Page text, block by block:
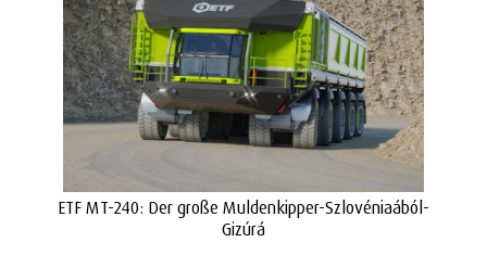
ETF MT-240: Der große Muldenkipper-Szlovéniaából-
Gizúrá